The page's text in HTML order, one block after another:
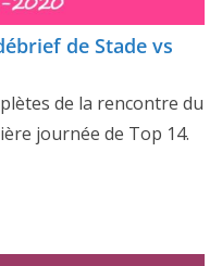
de Stade vs
de la rencontre du
journée de Top 14.